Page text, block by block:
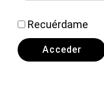
Recuérdame
Acceder